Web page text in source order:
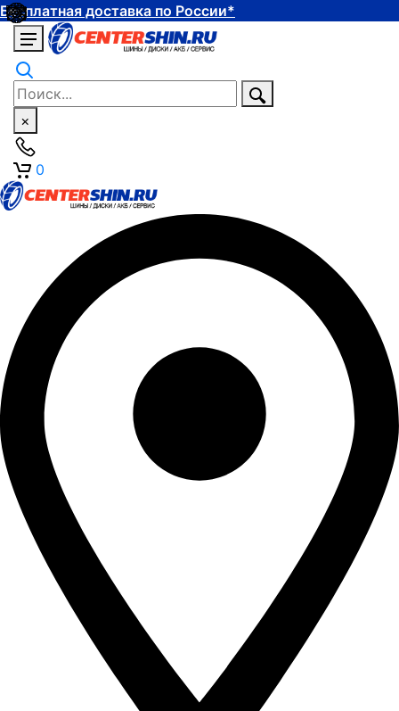
Бесплатная доставка по России*
×
0